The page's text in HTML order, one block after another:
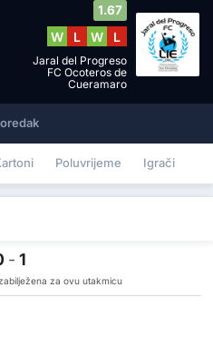
1.67
W L W L
Jaral del Progreso
FC Ocoteros de
Cueramaro
Poluvrijeme Igrači
- 1
za ovu utakmicu